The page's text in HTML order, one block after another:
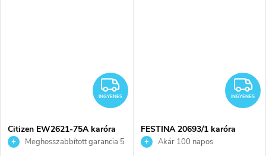
INGYENES
INGYENES
Citizen EW2621-75A karóra
Meghosszabbított garancia 5
INGYENES
FESTINA 20693/1 karóra
Akár 100 napos